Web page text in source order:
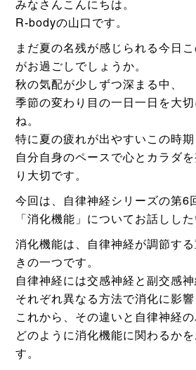
みなさんこんにちは。
R-bodyの山口です。
まだ夏の名残が感じられる今日
がお過ごしでしょうか。
秋の気配が少しずつ深まる中、
季節の変わり目の一日一日を大
ね。
特に夏の疲れが出やすいこの時期
自分自身のペースで心とカラダ
り大切です。
今回は、自律神経シリーズの第6
「消化機能」についてお話しし
消化機能は、自律神経が調節す
きの一つです。
自律神経には交感神経と副交感神
それぞれ異なる方法で消化に影響
これから、その違いと自律神経
どのように消化機能に関わるか
す。